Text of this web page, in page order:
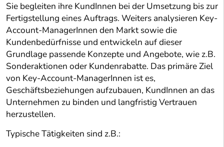
Sie begleiten ihre KundInnen bei der Umsetzung bis zur
Fertigstellung eines Auftrags. Weiters analysieren Key-
Account-ManagerInnen den Markt sowie die
Kundenbedürfnisse und entwickeln auf dieser
Grundlage passende Konzepte und Angebote, wie z.B.
Sonderaktionen oder Kundenrabatte. Das primäre Ziel
von Key-Account-ManagerInnen ist es,
Geschäftsbeziehungen aufzubauen, KundInnen an das
Unternehmen zu binden und langfristig Vertrauen
herzustellen.
Typische Tätigkeiten sind z.B.: